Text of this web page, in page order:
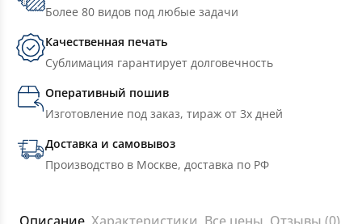
Более 80 видов под любые задачи
Качественная печать
Сублимация гарантирует долговечность
Оперативный пошив
Изготовление под заказ, тираж от 3х дней
Доставка и самовывоз
Производство в Москве, доставка по РФ